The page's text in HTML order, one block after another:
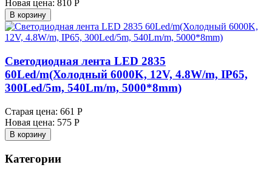
Новая цена: 810 Р
В корзину
Светодиодная лента LED 2835
60Led/m(Холодный 6000K, 12V, 4.8W/m, IP65,
300Led/5m, 540Lm/m, 5000*8mm)
Старая цена: 661 Р
Новая цена: 575 Р
В корзину
Категории